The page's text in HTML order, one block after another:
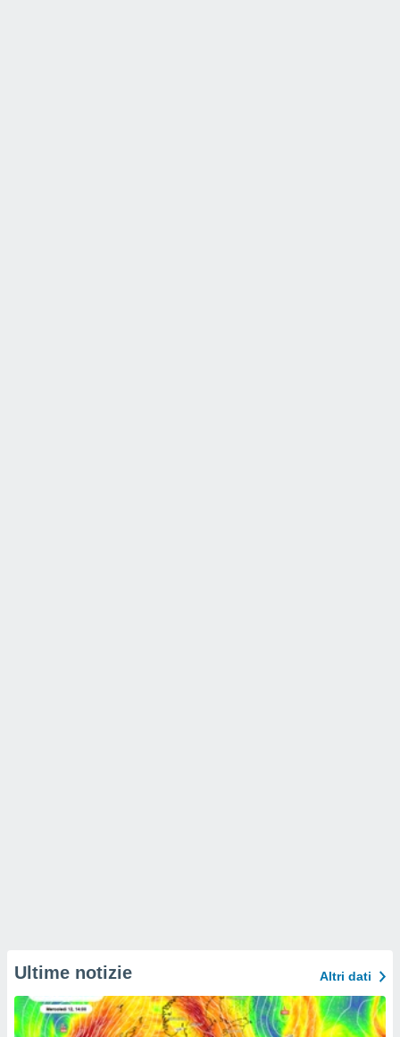
Ultime notizie Altri dati